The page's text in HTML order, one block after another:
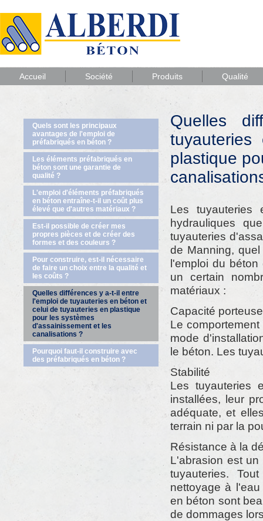
Accueil Société Produits Qualité
Quels sont les principaux
avantages de l'emploi de
préfabriqués en béton ?
Les éléments préfabriqués en
béton sont une garantie de
qualité ?
L'emploi d'éléments préfabriqués
en béton entraîne-t-il un coût plus
élevé que d'autres matériaux ?
Est-il possible de créer mes
propres pièces et de créer des
formes et des couleurs ?
Pour construire, est-il nécessaire
de faire un choix entre la qualité et
les coûts ?
Quelles différences y a-t-il entre
l'emploi de tuyauteries en béton et
celui de tuyauteries en plastique
pour les systèmes
d'assainissement et les
canalisations ?
Pourquoi faut-il construire avec
des préfabriqués en béton ?
Quelles
plastique
Les tuyauteries
hydrauliques
tuyauteries
de Manning,
l'emploi du béton
un certain
matériaux :
Capacité porteuse
Le
mode
le béton. Les
Stabilité
Les tuyauteries
installées, leur
adéquate, et
terrain ni par la
Résistance à la
L'abrasion est
tuyauteries.
nettoyage à
en béton sont
de dommages